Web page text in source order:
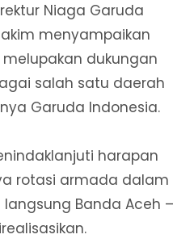
Niaga Garuda
menyampaikan
dukungan
salah satu daerah
Garuda Indonesia.
harapan
rotasi armada dalam
Banda Aceh –